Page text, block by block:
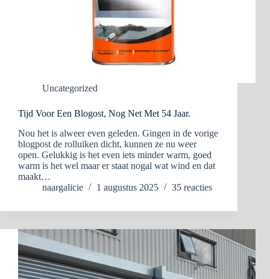
Uncategorized
Tijd Voor Een Blogost, Nog Net Met 54 Jaar.
Nou het is alweer even geleden. Gingen in de vorige
blogpost de rolluiken dicht, kunnen ze nu weer
open. Gelukkig is het even iets minder warm, goed
warm is het wel maar er staat nogal wat wind en dat
maakt…
naargalicie
1 augustus 2025 35 reacties